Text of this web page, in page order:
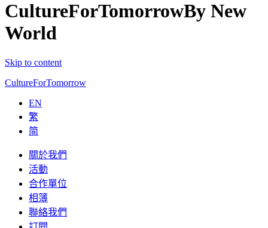
CultureForTomorrowBy New
World
Skip to content
CultureForTomorrow
EN
繁
简
關於我們
活動
合作單位
相簿
聯絡我們